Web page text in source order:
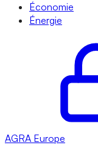
Économie
Énergie
AGRA Europe